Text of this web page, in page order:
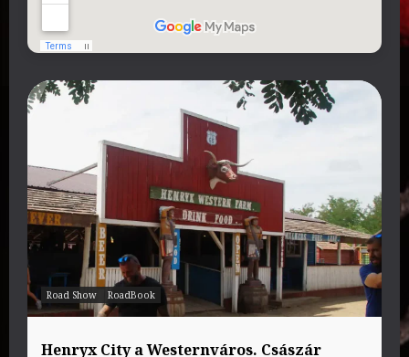
Road Show RoadBook
Henryx City a Westernváros. Császár